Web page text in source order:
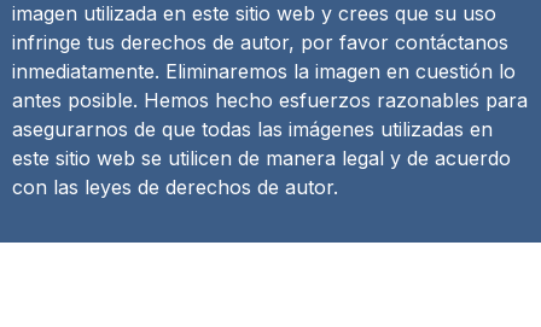
imagen utilizada en este sitio web y crees que su uso
infringe tus derechos de autor, por favor contáctanos
inmediatamente. Eliminaremos la imagen en cuestión lo
antes posible. Hemos hecho esfuerzos razonables para
asegurarnos de que todas las imágenes utilizadas en
este sitio web se utilicen de manera legal y de acuerdo
con las leyes de derechos de autor.